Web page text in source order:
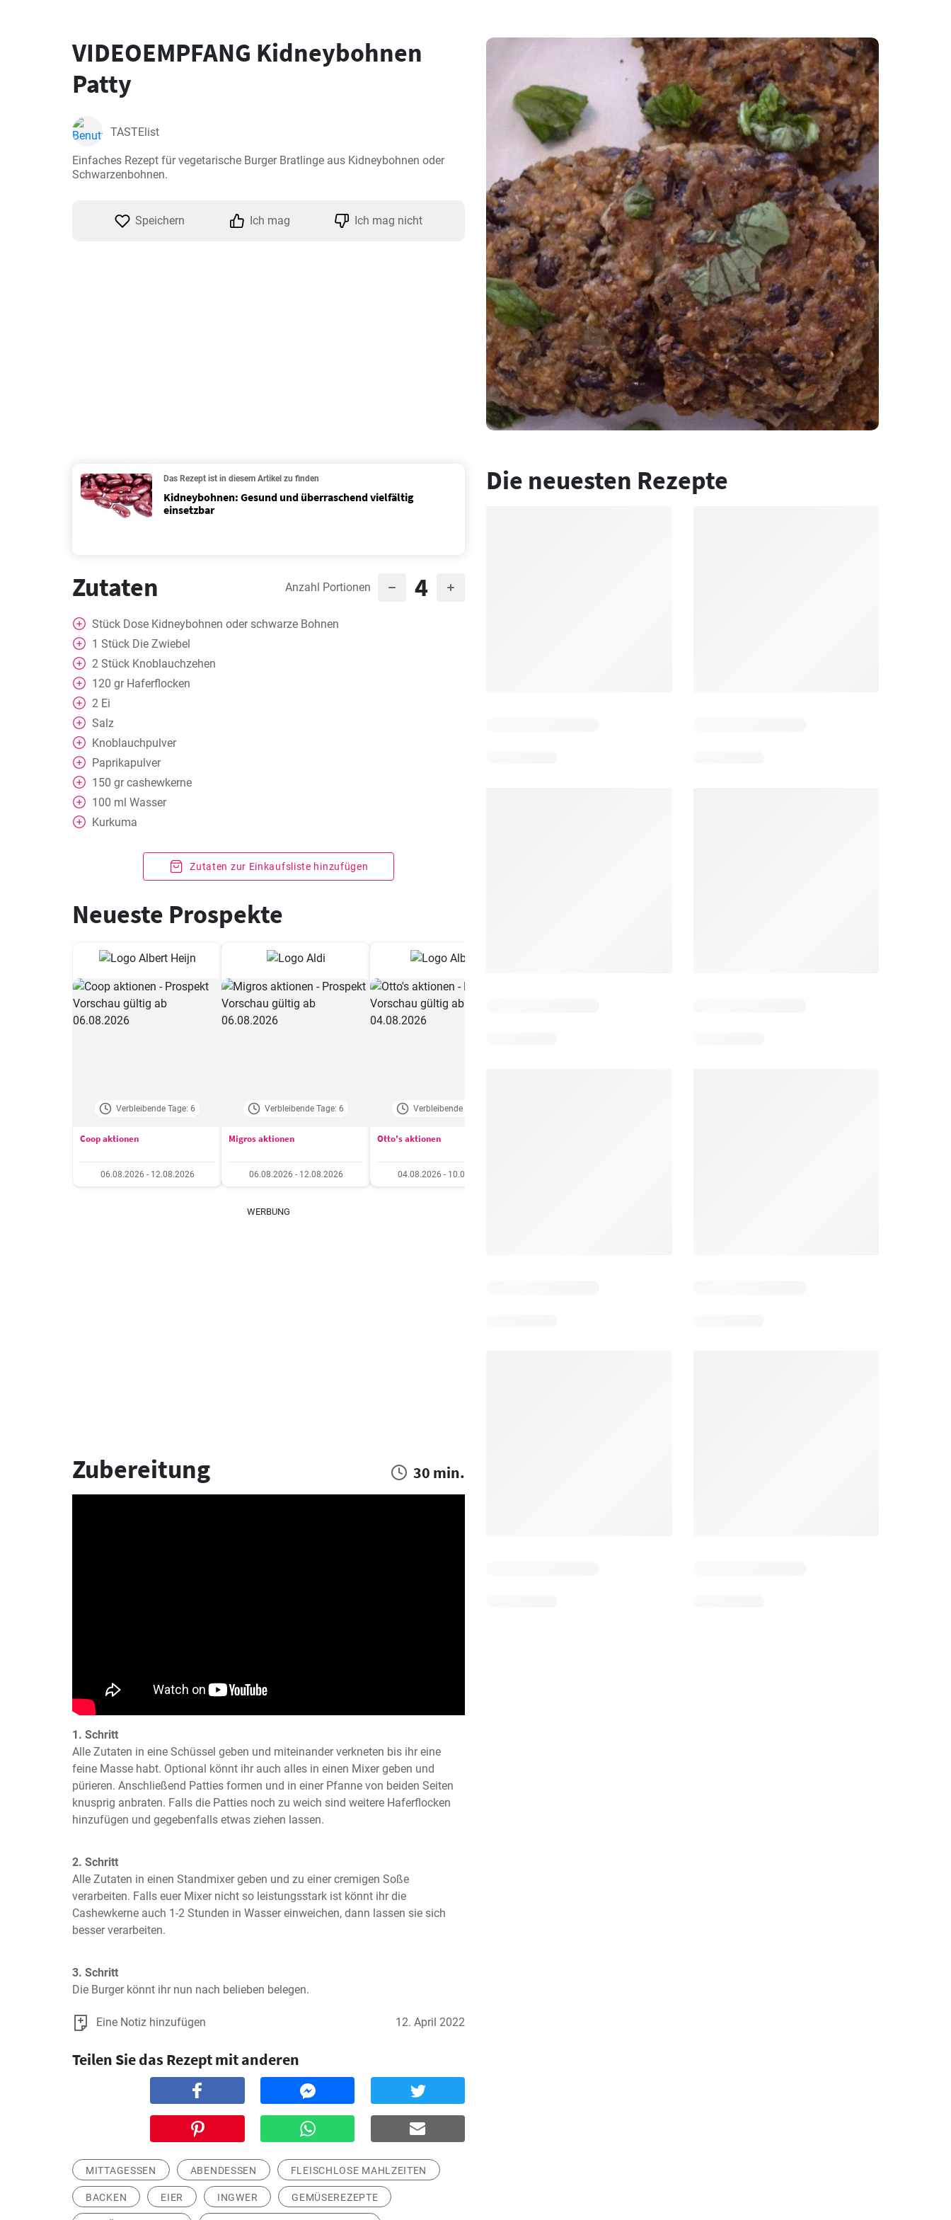
VIDEOEMPFANG Kidneybohnen
Patty
TASTElist
Einfaches Rezept für vegetarische Burger Bratlinge aus Kidneybohnen oder
Schwarzenbohnen.
Speichern Ich mag Ich mag nicht
Das Rezept ist in diesem Artikel zu finden
Kidneybohnen: Gesund und überraschend vielfältig
einsetzbar
Zutaten Anzahl Portionen 4
Stück Dose Kidneybohnen oder schwarze Bohnen
1 Stück Die Zwiebel
2 Stück Knoblauchzehen
120 gr Haferflocken
2 Ei
Salz
Knoblauchpulver
Paprikapulver
150 gr cashewkerne
100 ml Wasser
Kurkuma
Zutaten zur Einkaufsliste hinzufügen
Neueste Prospekte
Verbleibende Tage: 6
Coop aktionen
06.08.2026 - 12.08.2026
Verbleibende Tage: 6
Migros aktionen
06.08.2026 - 12.08.2026
Verbleibende Tage: 4
Otto's aktionen
04.08.2026 - 10.08.2026
WERBUNG
Zubereitung 30 min.
1. Schritt
Alle Zutaten in eine Schüssel geben und miteinander verkneten bis ihr eine
feine Masse habt. Optional könnt ihr auch alles in einen Mixer geben und
pürieren. Anschließend Patties formen und in einer Pfanne von beiden Seiten
knusprig anbraten. Falls die Patties noch zu weich sind weitere Haferflocken
hinzufügen und gegebenfalls etwas ziehen lassen.
2. Schritt
Alle Zutaten in einen Standmixer geben und zu einer cremigen Soße
verarbeiten. Falls euer Mixer nicht so leistungsstark ist könnt ihr die
Cashewkerne auch 1-2 Stunden in Wasser einweichen, dann lassen sie sich
besser verarbeiten.
3. Schritt
Die Burger könnt ihr nun nach belieben belegen.
Eine Notiz hinzufügen 12. April 2022
Teilen Sie das Rezept mit anderen
MITTAGESSEN ABENDESSEN FLEISCHLOSE MAHLZEITEN
BACKEN EIER INGWER GEMÜSEREZEPTE
Die neuesten Rezepte